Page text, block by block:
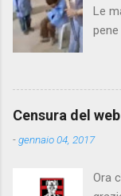
Le
per
Censura del
-gennaio 04, 2017
Ora